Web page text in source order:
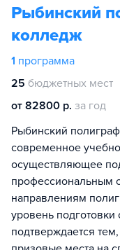
Рыбинский
колледж
1 программа
25 бюджетных мест
от 82800 р. за год
Рыбинский
современное
осуществляющее
профессиональным
направлениям
уровень
подтверждается